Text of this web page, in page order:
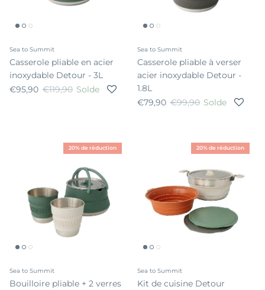
Sea to Summit
Casserole pliable en acier
inoxydable Detour - 3L
Prix soldé
€95,90 Prix habituel
€119,90 Solde
Sea to Summit
Casserole pliable à verser
acier inoxydable Detour -
1.8L
Prix soldé
€79,90 Prix habituel
€99,90 Solde
20% de réduction
Sea to Summit
Bouilloire pliable + 2 verres
20% de réduction
Sea to Summit
Kit de cuisine Detour